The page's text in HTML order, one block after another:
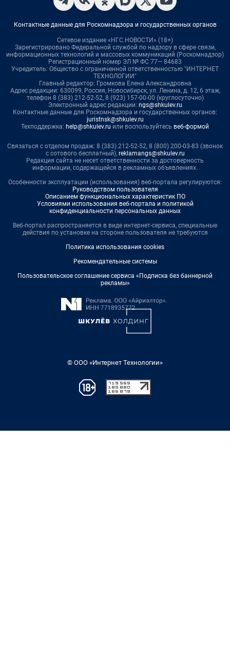
Контактные данные для Роскомнадзора и государственных органов
Сетевое издание «НГС.НОВОСТИ» (18+)
Зарегистрировано Федеральной службой по надзору в сфере связи,
информационных технологий и массовых коммуникаций (Роскомнадзор)
Регистрационный номер ЭЛ № ФС 77— 84683
Учредитель: Общество с ограниченной ответственностью "ИНТЕРНЕТ
ТЕХНОЛОГИИ"
Главный редактор: Громкова Елена Александровна
Адрес редакции: 630099, Россия, Новосибирск, ул. Ленина, д. 12, 6 этаж,
телефон 8 (383) 212-52-52, 8 (923) 157-00-00 (круглосуточно)
Электронный адрес редакции: ngs@shkulev.ru
Контактные данные для Роскомнадзора и государственных органов:
juristnsk@shkulev.ru
Техподдержка: help@shkulev.ru или воспользуйтесь веб-формой
Связаться с отделом продаж: 8 (383) 212-52-52, 8 (800) 200-03-83 (звонок
с сотового бесплатный), reklamangs@shkulev.ru
Редакция сайта не несет ответственности за достоверность
информации, содержащейся в рекламных объявлениях.
Особенности эксплуатации (использования) веб-портала регулируются:
Руководством пользователя
Описанием функциональных характеристик ПО
Условиями использования веб-портала и политикой
конфиденциальности персональных данных
Веб-портал распространяется в виде интернет-сервиса, специальные
действия по установке на стороне пользователя не требуются
Политика использования cookies
Рекомендательные системы
Пользовательское соглашение сервиса «Подписка без баннерной
рекламы»
© ООО «Интернет Технологии»